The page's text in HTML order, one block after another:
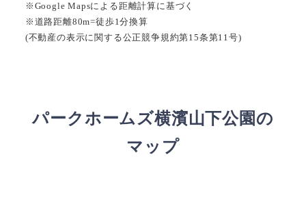
※Google Mapsによる距離計算に基づく
※道路距離80m=徒歩1分換算
(不動産の表示に関する公正競争規約第15条第11号)
パークホームズ横濱山下公園の
マップ